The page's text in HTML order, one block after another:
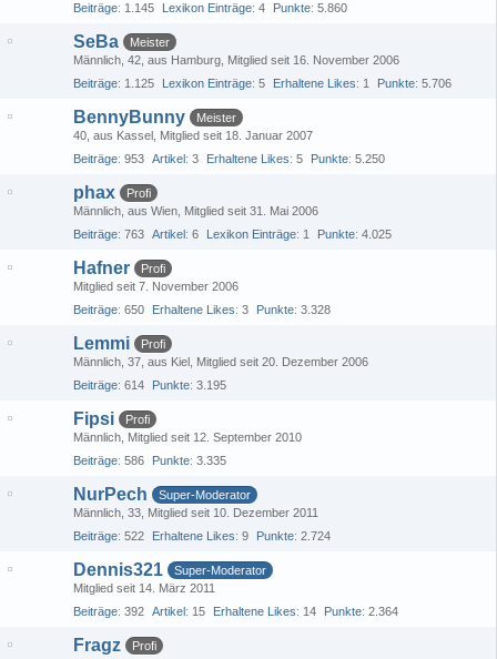
Beiträge 1.145 Lexikon Einträge 4 Punkte 5.860
SeBa
Meister
Männlich 42 aus Hamburg Mitglied seit 16. November 2006
Beiträge 1.125 Lexikon Einträge 5 Erhaltene Likes 1 Punkte 5.706
BennyBunny
Meister
40 aus Kassel Mitglied seit 18. Januar 2007
Beiträge 953 Artikel 3 Erhaltene Likes 5 Punkte 5.250
phax
Profi
Männlich aus Wien Mitglied seit 31. Mai 2006
Beiträge 763 Artikel 6 Lexikon Einträge 1 Punkte 4.025
Hafner
Profi
Mitglied seit 7. November 2006
Beiträge 650 Erhaltene Likes 3 Punkte 3.328
Lemmi
Profi
Männlich 37 aus Kiel Mitglied seit 20. Dezember 2006
Beiträge 614 Punkte 3.195
Fipsi
Profi
Männlich Mitglied seit 12. September 2010
Beiträge 586 Punkte 3.335
NurPech
Super-Moderator
Männlich 33 Mitglied seit 10. Dezember 2011
Beiträge 522 Erhaltene Likes 9 Punkte 2.724
Dennis321
Super-Moderator
Mitglied seit 14. März 2011
Beiträge 392 Artikel 15 Erhaltene Likes 14 Punkte 2.364
Fragz
Profi